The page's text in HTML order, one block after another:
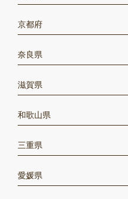
京都府
奈良県
滋賀県
和歌山県
三重県
愛媛県